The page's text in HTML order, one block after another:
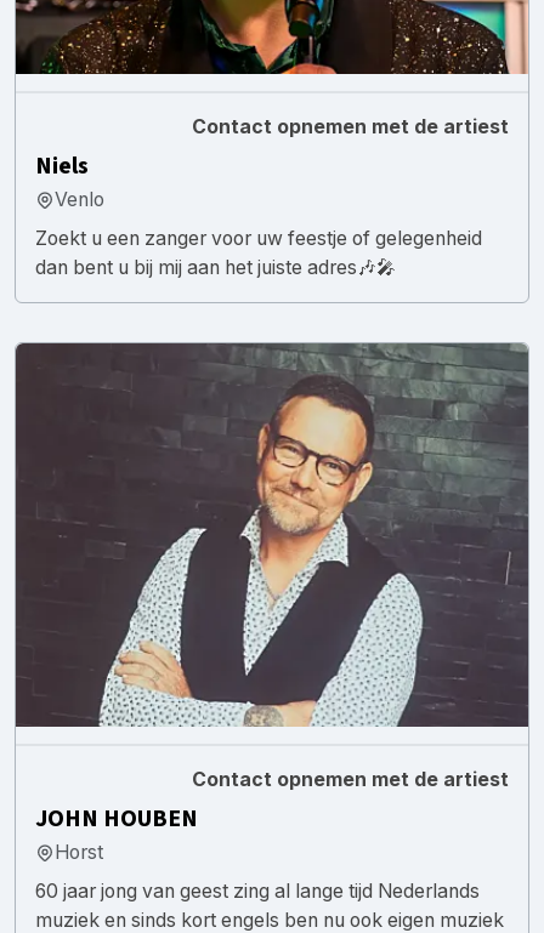
Contact opnemen met de artiest
Niels
Venlo
Zoekt u een zanger voor uw feestje of gelegenheid
dan bent u bij mij aan het juiste adres🎶🎤
Contact opnemen met de artiest
JOHN HOUBEN
Horst
60 jaar jong van geest zing al lange tijd Nederlands
muziek en sinds kort engels ben nu ook eigen muziek